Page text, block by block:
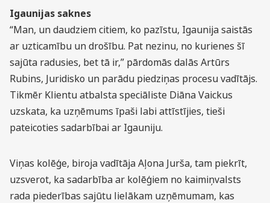
Igaunijas saknes
“Man, un daudziem citiem, ko pazīstu, Igaunija saistās
ar uzticamību un drošību. Pat nezinu, no kurienes šī
sajūta radusies, bet tā ir,” pārdomās dalās Artūrs
Rubins, Juridisko un parādu piedziņas procesu vadītājs.
Tikmēr Klientu atbalsta speciāliste Diāna Vaickus
uzskata, ka uzņēmums īpaši labi attīstījies, tieši
pateicoties sadarbībai ar Igauniju.
Viņas kolēģe, biroja vadītāja Aļona Jurša, tam piekrīt,
uzsverot, ka sadarbība ar kolēģiem no kaimiņvalsts
rada piederības sajūtu lielākam uzņēmumam, kas